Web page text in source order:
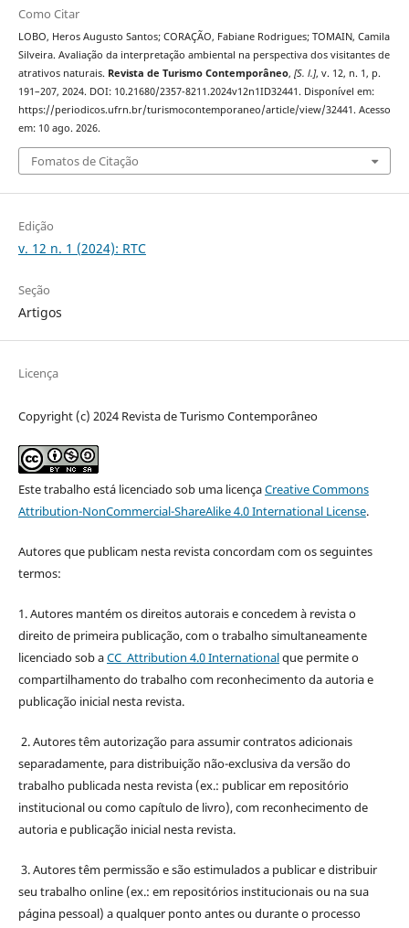
Como Citar
LOBO, Heros Augusto Santos; CORAÇÃO, Fabiane Rodrigues; TOMAIN, Camila
Silveira. Avaliação da interpretação ambiental na perspectiva dos visitantes de
atrativos naturais. Revista de Turismo Contemporâneo, [S. l.], v. 12, n. 1, p.
191–207, 2024. DOI: 10.21680/2357-8211.2024v12n1ID32441. Disponível em:
https://periodicos.ufrn.br/turismocontemporaneo/article/view/32441. Acesso
em: 10 ago. 2026.
Fomatos de Citação
Edição
v. 12 n. 1 (2024): RTC
Seção
Artigos
Licença
Copyright (c) 2024 Revista de Turismo Contemporâneo
Este trabalho está licenciado sob uma licençaCreative Commons
Attribution-NonCommercial-ShareAlike 4.0 International License.
Autores que publicam nesta revista concordam com os seguintes
termos:
1. Autores mantém os direitos autorais e concedem à revista o
direito de primeira publicação, com o trabalho simultaneamente
licenciado sob aCC Attribution 4.0 Internationalque permite o
compartilhamento do trabalho com reconhecimento da autoria e
publicação inicial nesta revista.
2. Autores têm autorização para assumir contratos adicionais
separadamente, para distribuição não-exclusiva da versão do
trabalho publicada nesta revista (ex.: publicar em repositório
institucional ou como capítulo de livro), com reconhecimento de
autoria e publicação inicial nesta revista.
3. Autores têm permissão e são estimulados a publicar e distribuir
seu trabalho online (ex.: em repositórios institucionais ou na sua
página pessoal) a qualquer ponto antes ou durante o processo